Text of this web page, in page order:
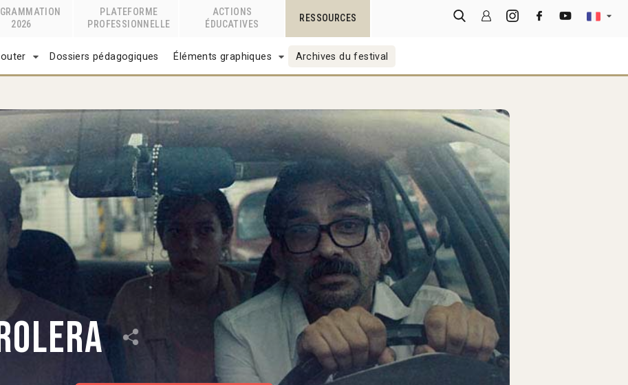
2026
PLATEFORME
PROFESSIONNELLE
ACTIONS
ÉDUCATIVES
RESSOURCES
Dossiers pédagogiques Éléments graphiques Archives du festival